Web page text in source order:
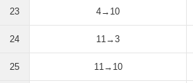
23 4→10
24 11→3
25 11→10